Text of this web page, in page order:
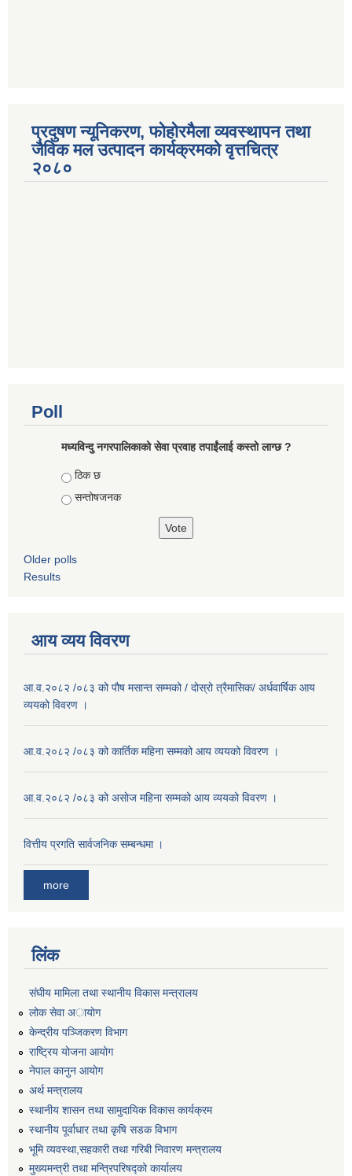
प्रदुषण न्यूनिकरण, फोहोरमैला व्यवस्थापन तथा
जैविक मल उत्पादन कार्यक्रमको वृत्तचित्र
२०८०
Poll
मध्यविन्दु नगरपालिकाको सेवा प्रवाह तपाईंलाई कस्तो लाग्छ ?
Choices
ठिक छ
सन्तोषजनक
Older polls
Results
आय व्यय विवरण
आ.व.२०८२ /०८३ को पौष मसान्त सम्मको / दोस्रो त्रैमासिक/ अर्धवार्षिक आय
व्ययको विवरण ।
आ.व.२०८२ /०८३ को कार्तिक महिना सम्मको आय व्ययको विवरण ।
आ.व.२०८२ /०८३ को असाेज महिना सम्मको आय व्ययको विवरण ।
वित्तीय प्रगति सार्वजनिक सम्बन्धमा ।
more
लिंक
संघीय मामिला तथा स्थानीय विकास मन्त्रालय
लोक सेवा अायाेग
केन्द्रीय पञ्जिकरण विभाग
राष्ट्रिय योजना आयोग
नेपाल कानुन आयोग
अर्थ मन्त्रालय
स्थानीय शासन तथा सामुदायिक विकास कार्यक्रम
स्थानीय पूर्वाधार तथा कृषि सडक विभाग
भूमि व्यवस्था,सहकारी तथा गरिबी निवारण मन्त्रालय
मुख्यमन्त्री तथा मन्त्रिपरिषद्को कार्यालय